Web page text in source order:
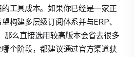
工具成本。如果你已经是一家正
构建多层级订阅体系并与ERP、
那么直接选用较高版本会省去很多
个阶段，都建议通过官方渠道获